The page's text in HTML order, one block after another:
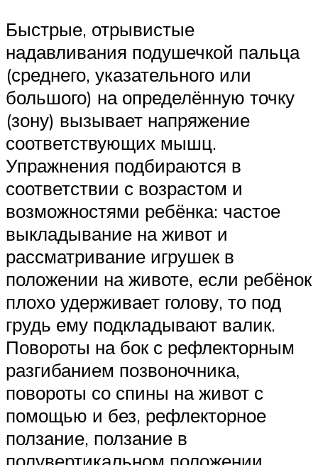
Быстрые, отрывистые
надавливания подушечкой пальца
(среднего, указательного или
большого) на определённую точку
(зону) вызывает напряжение
соответствующих мышц.
Упражнения подбираются в
соответствии с возрастом и
возможностями ребёнка: частое
выкладывание на живот и
рассматривание игрушек в
положении на животе, если ребёнок
плохо удерживает голову, то под
грудь ему подкладывают валик.
Повороты на бок с рефлекторным
разгибанием позвоночника,
повороты со спины на живот с
помощью и без, рефлекторное
ползание, ползание в
полувертикальном положении,